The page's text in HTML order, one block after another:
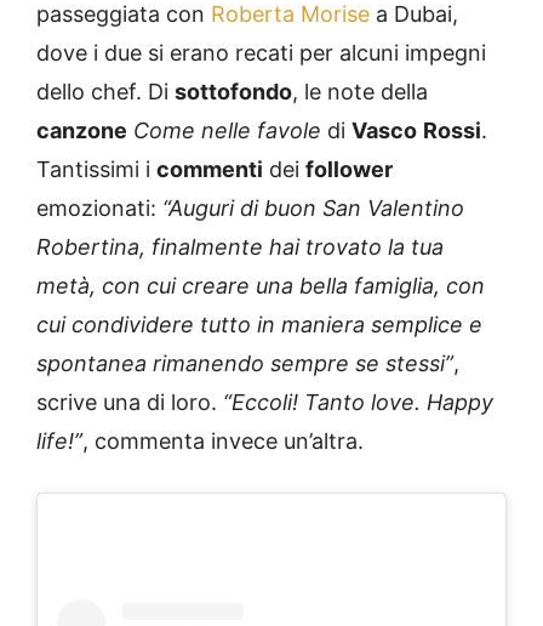
passeggiata con Roberta Morise a Dubai,
dove i due si erano recati per alcuni impegni
dello chef. Di sottofondo, le note della
canzone Come nelle favole di Vasco Rossi.
Tantissimi i commenti dei follower
emozionati: “Auguri di buon San Valentino
Robertina, finalmente hai trovato la tua
metà, con cui creare una bella famiglia, con
cui condividere tutto in maniera semplice e
spontanea rimanendo sempre se stessi”,
scrive una di loro. “Eccoli! Tanto love. Happy
life!”, commenta invece un’altra.